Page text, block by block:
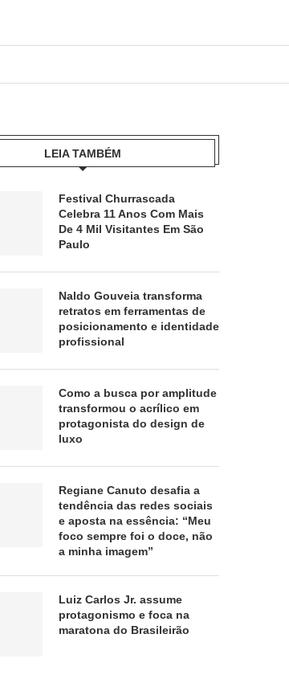
LEIA TAMBÉM
Festival Churrascada
Celebra 11 Anos Com Mais
De 4 Mil Visitantes Em São
Paulo
Naldo Gouveia transforma
retratos em ferramentas de
posicionamento e identidade
profissional
Como a busca por amplitude
transformou o acrílico em
protagonista do design de
luxo
Regiane Canuto desafia a
tendência das redes sociais
e aposta na essência: “Meu
foco sempre foi o doce, não
a minha imagem”
Luiz Carlos Jr. assume
protagonismo e foca na
maratona do Brasileirão